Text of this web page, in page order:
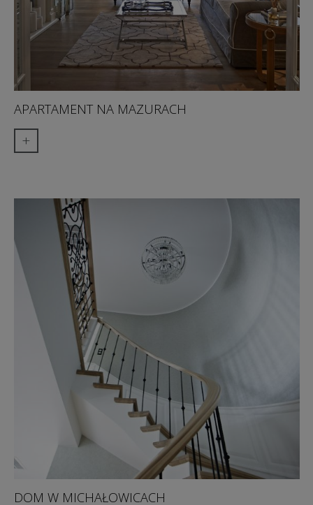
APARTAMENT NA MAZURACH
+
DOM W MICHAŁOWICACH